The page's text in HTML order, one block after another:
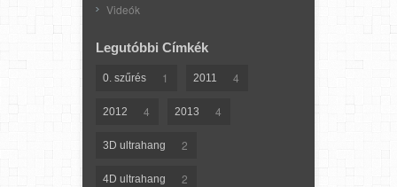
Videók
Legutóbbi Címkék
0. szűrés 1 2011 4
2012 4 2013 4
3D ultrahang 2
4D ultrahang 2